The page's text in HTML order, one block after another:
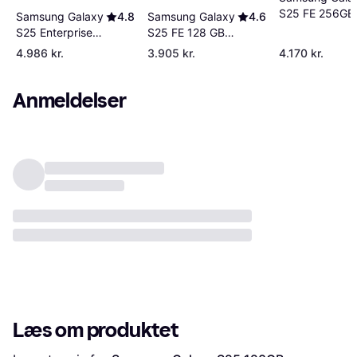
Samsung Galaxy
S25 Enterprise
Edition 128GB
4.8
4.986 kr.
Samsung Galaxy
S25 FE 128 GB
Jetblack
4.6
3.905 kr.
S25 FE 256GB
4.170 kr.
Anmeldelser
Læs om produktet